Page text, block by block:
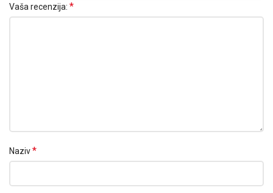
Vaša recenzija: *
Naziv*